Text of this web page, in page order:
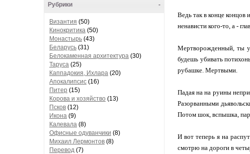
-
Рубрики
Византия (50)
Кинокритика (50)
Монастырь (43)
Беларусь (31)
Белокаменная архитектура (30)
Таруса (25)
Каппадокия, Ихлара (20)
Апокалипсис (16)
Питер (15)
Корова и хозяйство (13)
Псков (12)
Икона (9)
Калевала (8)
Офисные одуванчики (8)
Михаил Лермонтов (8)
Перевод (7)
Ведь так в конце концов
ненависти кого-то, а -
Мертворожденный, ты
будешь убивать
рубашке. Мертвыми.
Падая на на руины
Разорванными
Потом шок, вспышка,
И вот теперь я на
смотрю на дороги в